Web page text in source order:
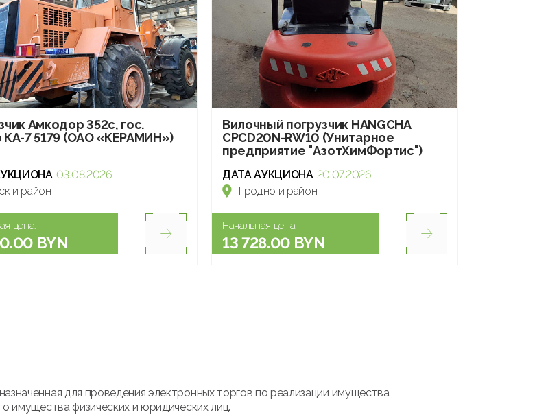
Амкодор 352с, гос.
КА-7 5179 (ОАО «КЕРАМИН»)
03.08.2026
и район
цена:
BYN
Вилочный погрузчик HANGCHA
CPCD20N-RW10 (Унитарное
предприятие "АзотХимФортис")
ДАТА АУКЦИОНА 20.07.2026
Гродно и район
Начальная цена:
13 728.00 BYN
для проведения электронных торгов по реализации имущества
имущества физических и юридических лиц.